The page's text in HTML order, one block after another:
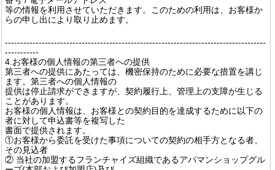
等の情報を利用させていただきます。このための利用は、お客様か
らの申し出により取り止めます。
-------------------------------------------------------------------------------------
-----------
4.お客様の個人情報の第三者への提供
第三者への提供にあたっては、機密保持のために必要な措置を講じ
ます。第三者への個人情報の
提供は停止請求ができますが、契約履行上、管理上の支障が生じる
ことがあります。
お客様の個人情報は、お客様との契約目的を達成するために以下の
者に対して申込書等を複写した
書面で提供されます。
①お客様から委託を受けた事項についての契約の相手方となる者、
その見込者
② 当社の加盟するフランチャイズ組織であるアパマンショップグル